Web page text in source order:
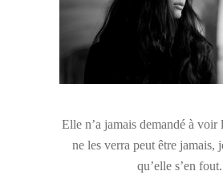
Elle n’a jamais demandé à voir
ne les verra peut être jamais,
qu’elle s’en fout.